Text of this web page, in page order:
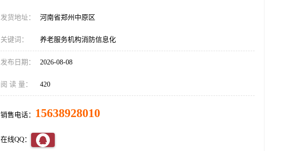
发货地址： 河南省郑州中原区
关键词： 养老服务机构消防信息化
发布日期： 2026-08-08
阅 读 量： 420
销售电话： 15638928010
在线QQ：